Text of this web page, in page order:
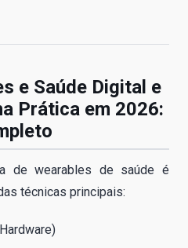
e Saúde Digital e
Prática em 2026:
de wearables de saúde é
técnicas principais: